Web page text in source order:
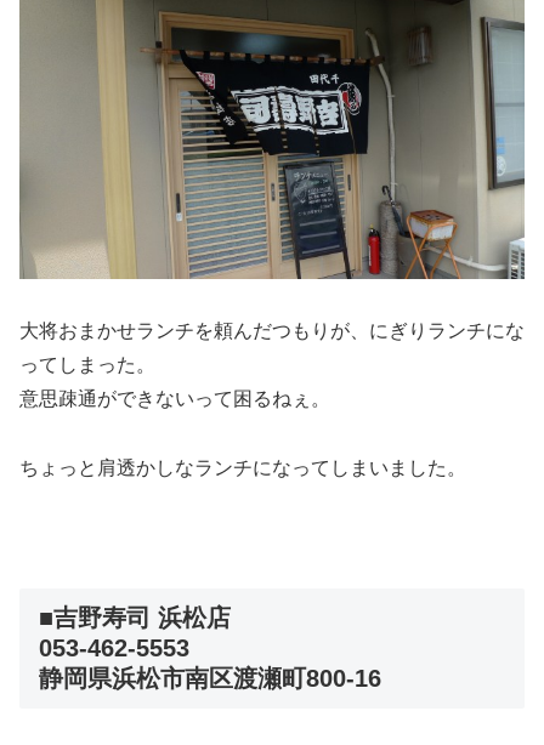
大将おまかせランチを頼んだつもりが、にぎりランチにな
ってしまった。
意思疎通ができないって困るねぇ。
ちょっと肩透かしなランチになってしまいました。
■吉野寿司 浜松店
053-462-5553
静岡県浜松市南区渡瀬町800-16